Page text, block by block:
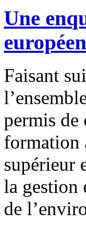
Une
Faisant
permis de
formation
supérieur
la gestion
de